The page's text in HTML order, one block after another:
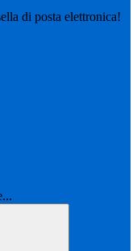
di posta elettronica!